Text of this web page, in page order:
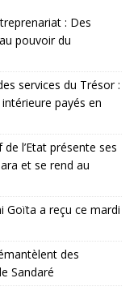
: Des
pouvoir du
services du Trésor :
payés en
l’Etat présente ses
et se rend au
Goïta a reçu ce mardi
des
Sandaré